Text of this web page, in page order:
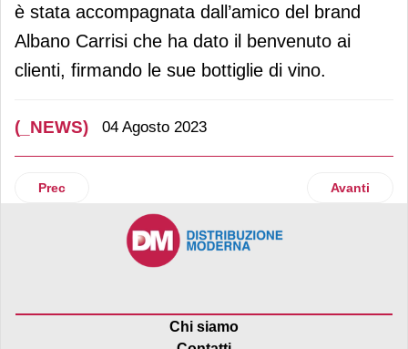
è stata accompagnata dall’amico del brand
Albano Carrisi che ha dato il benvenuto ai
clienti, firmando le sue bottiglie di vino.
(_NEWS) 04 Agosto 2023
Articolo precedente: Coop su Emergenza alluvione:
Prec Articolo
Avanti
Chi siamo